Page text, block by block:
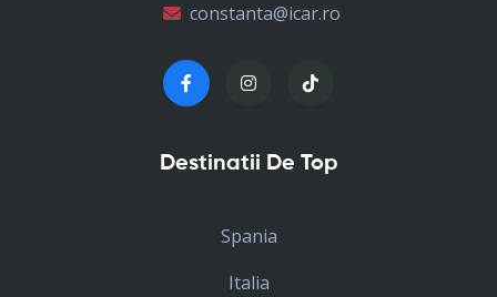
constanta@icar.ro
Destinatii De Top
Spania
Italia